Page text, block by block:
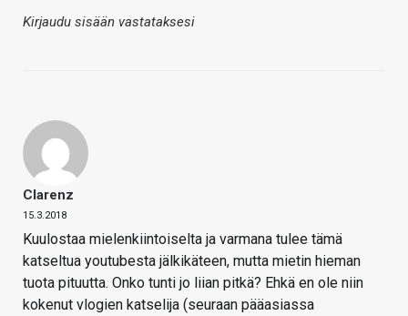
Kirjaudu sisään vastataksesi
Clarenz
15.3.2018
Kuulostaa mielenkiintoiselta ja varmana tulee tämä
katseltua youtubesta jälkikäteen, mutta mietin hieman
tuota pituutta. Onko tunti jo liian pitkä? Ehkä en ole niin
kokenut vlogien katselija (seuraan pääasiassa